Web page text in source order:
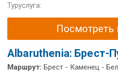
Туруслуга:
Посмотреть
Аlbaruthenia: Брест-
Маршрут: Брест - Каменец -